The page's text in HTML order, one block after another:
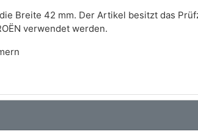
Breite 42 mm. Der Artikel besitzt das
verwendet werden.